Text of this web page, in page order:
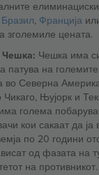
Бразил, Франција
зголемиле цената.
Чешка: Чешка има
патува на
во Северна
Њујорк и
голема
кои сакаат да ја
по 20 години
од фазата на
на противникот.